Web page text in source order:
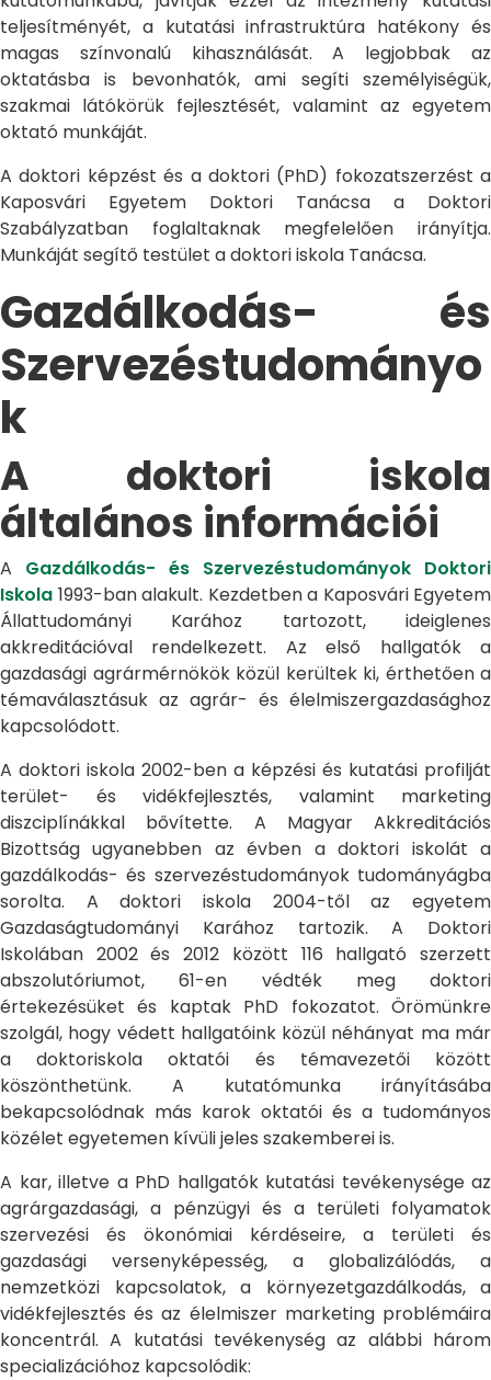
teljesítményét, a kutatási infrastruktúra hatékony és
magas színvonalú kihasználását. A legjobbak az
oktatásba is bevonhatók, ami segíti személyiségük,
szakmai látókörük fejlesztését, valamint az egyetem
oktató munkáját.
A doktori képzést és a doktori (PhD) fokozatszerzést a
Kaposvári Egyetem Doktori Tanácsa a Doktori
Szabályzatban foglaltaknak megfelelően irányítja.
Munkáját segítő testület a doktori iskola Tanácsa.
Gazdálkodás- és
Szervezéstudományo
k
A doktori iskola
általános információi
A Gazdálkodás- és Szervezéstudományok Doktori
Iskola 1993-ban alakult. Kezdetben a Kaposvári Egyetem
Állattudományi Karához tartozott, ideiglenes
akkreditációval rendelkezett. Az első hallgatók a
gazdasági agrármérnökök közül kerültek ki, érthetően a
témaválasztásuk az agrár- és élelmiszergazdasághoz
kapcsolódott.
A doktori iskola 2002-ben a képzési és kutatási profilját
terület- és vidékfejlesztés, valamint marketing
diszciplínákkal bővítette. A Magyar Akkreditációs
Bizottság ugyanebben az évben a doktori iskolát a
gazdálkodás- és szervezéstudományok tudományágba
sorolta. A doktori iskola 2004-től az egyetem
Gazdaságtudományi Karához tartozik. A Doktori
Iskolában 2002 és 2012 között 116 hallgató szerzett
abszolutóriumot, 61-en védték meg doktori
értekezésüket és kaptak PhD fokozatot. Örömünkre
szolgál, hogy védett hallgatóink közül néhányat ma már
a doktoriskola oktatói és témavezetői között
köszönthetünk. A kutatómunka irányításába
bekapcsolódnak más karok oktatói és a tudományos
közélet egyetemen kívüli jeles szakemberei is.
A kar, illetve a PhD hallgatók kutatási tevékenysége az
agrárgazdasági, a pénzügyi és a területi folyamatok
szervezési és ökonómiai kérdéseire, a területi és
gazdasági versenyképesség, a globalizálódás, a
nemzetközi kapcsolatok, a környezetgazdálkodás, a
vidékfejlesztés és az élelmiszer marketing problémáira
koncentrál. A kutatási tevékenység az alábbi három
specializációhoz kapcsolódik: